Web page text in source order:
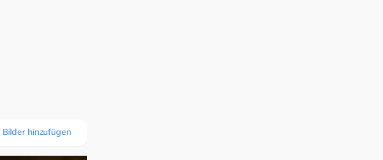
Bilder hinzufügen